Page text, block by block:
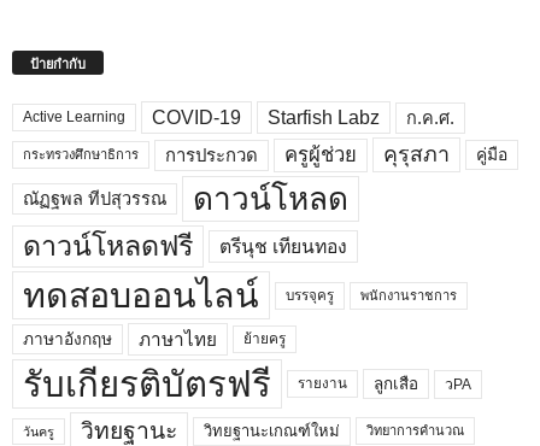
ป้ายกำกับ
Active Learning COVID-19 Starfish Labz ก.ค.ศ.
กระทรวงศึกษาธิการ การประกวด ครูผู้ช่วย คุรุสภา คู่มือ
ณัฏฐพล ทีปสุวรรณ ดาวน์โหลด
ดาวน์โหลดฟรี ตรีนุช เทียนทอง
ทดสอบออนไลน์ บรรจุครู พนักงานราชการ
ภาษาอังกฤษ ภาษาไทย ย้ายครู
รับเกียรติบัตรฟรี รายงาน ลูกเสือ วPA
วันครู วิทยฐานะ วิทยฐานะเกณฑ์ใหม่ วิทยาการคำนวณ